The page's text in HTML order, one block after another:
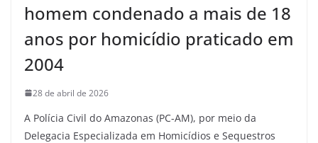
homem condenado a mais de 18
anos por homicídio praticado em
2004
28 de abril de 2026
A Polícia Civil do Amazonas (PC-AM), por meio da
Delegacia Especializada em Homicídios e Sequestros